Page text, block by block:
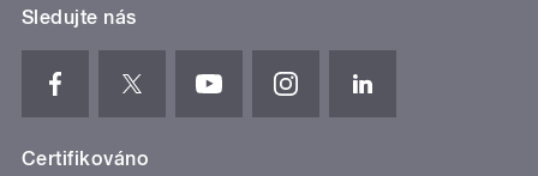
Sledujte nás
Certifikováno